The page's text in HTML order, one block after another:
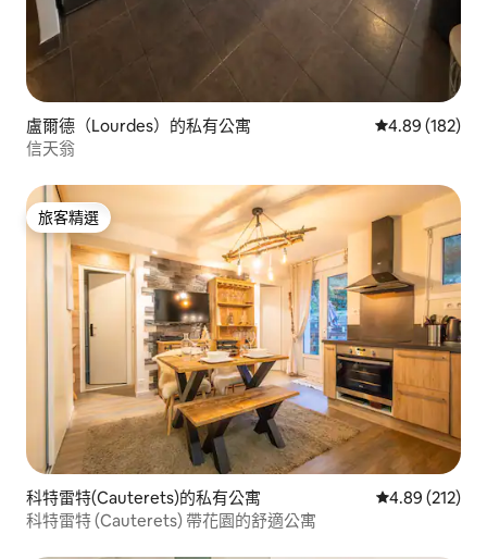
盧爾德（Lourdes）的私有公寓 從 182 則評價
4.89 (182)
信天翁
旅客精選
旅客精選
科特雷特(Cauterets)的私有公寓 從 212 則評價
4.89 (212)
科特雷特 (Cauterets) 帶花園的舒適公寓